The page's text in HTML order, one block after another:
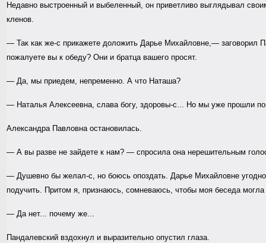
Недавно выстроенный и выбеленный, он приветливо выглядывал
кленов.
— Так как же-с прикажете доложить Дарье Михайловне,— заговорил
пожалуете вы к обеду? Они и братца вашего просят.
— Да, мы приедем, непременно. А что Наташа?
— Наталья Алексеевна, слава богу, здоровы-с... Но мы уже прошли
Александра Павловна остановилась.
— А вы разве не зайдете к нам? — спросила она нерешительным
— Душевно бы желал-с, но боюсь опоздать. Дарье Михайловне
подучить. Притом я, признаюсь, сомневаюсь, чтобы моя беседа
— Да нет... почему же...
Пандалевский вздохнул и выразительно опустил глаза.